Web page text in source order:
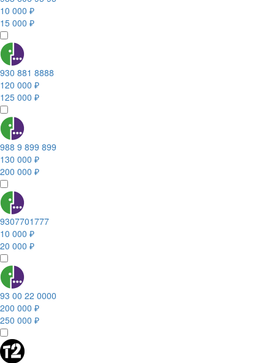
10 000 ₽
15 000 ₽
930 881 8888
120 000 ₽
125 000 ₽
988 9 899 899
130 000 ₽
200 000 ₽
9307701777
10 000 ₽
20 000 ₽
93 00 22 0000
200 000 ₽
250 000 ₽